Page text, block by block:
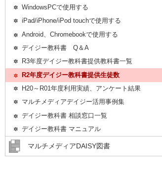
WindowsPCで使用する
iPad/iPhone/iPod touchで使用する
Android、Chromebookで使用する
デイジー教科書 Q＆A
R3年度デイジー教科書提供教科書一覧
R2年度デイジー教科書提供生徒数
H20～R01年度利用実績、アンケート結果
マルチメディアデイジー活用事例集
デイジー教科書 相談窓口一覧
デイジー教科書 マニュアル
マルチメディアDAISY図書